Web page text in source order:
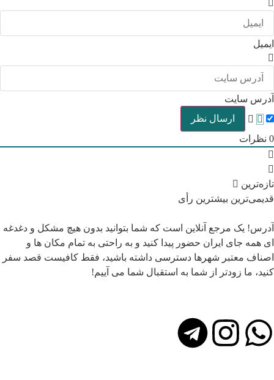
ایمیل
آدرس سایت
0 نظرات
تازه‌ترین
قدیمی‌ترین بیشترین رأی
آدرس! یک مرجع آنلاین است که شما بتوانید بدون هیچ مشکل و دغدغه
ای همه جای ایران حضور پیدا کنید و به راحتی به تمام مکان ها و
اصناف معتبر شهرها دسترسی داشته باشید، فقط کافیست قصد سفر
کنید، ما زودتر از شما به استقبال شما می آییم!